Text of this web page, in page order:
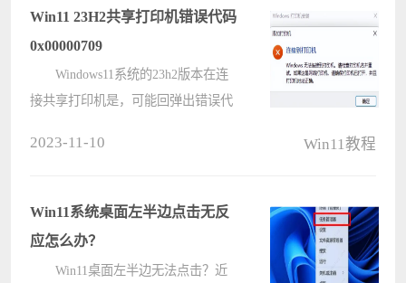
windows11系统自带的计算机进行进
Win11 23H2共享打印机错误代码
0x00000709
Windows11系统的23h2版本在连
接共享打印机是，可能回弹出错误代
打印机错误代码0x00000709 ????
2023-11-10 Win11教程
Win11系统桌面左半边点击无反
应怎么办？
Win11桌面左半边无法点击？近